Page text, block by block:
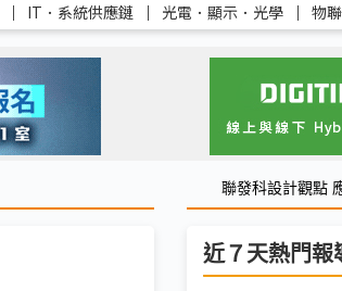
｜ IT．系統供應鏈 ｜ 光電．顯示．光學 ｜ 物
聯發科設計觀點
近７天熱門報